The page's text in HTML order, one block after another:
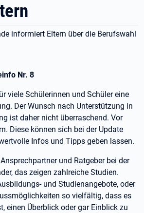
informiert Eltern über die Berufswahl
Nr. 8
viele Schülerinnen und Schüler eine
Der Wunsch nach Unterstützung in
ist daher nicht überraschend. Vor
Diese können sich bei der Update
Infos und Tipps geben lassen.
und Ratgeber bei der
das zeigen zahlreiche Studien.
und Studienangebote, oder
so vielfältig, dass es
einen Überblick oder gar Einblick zu